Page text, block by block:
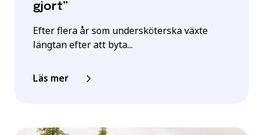
gjort”
Efter flera år som undersköterska växte
längtan efter att byta...
Läs mer